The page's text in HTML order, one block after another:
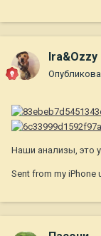
Ira&Ozzy
Наши анализы, это
Sent from my iPhone